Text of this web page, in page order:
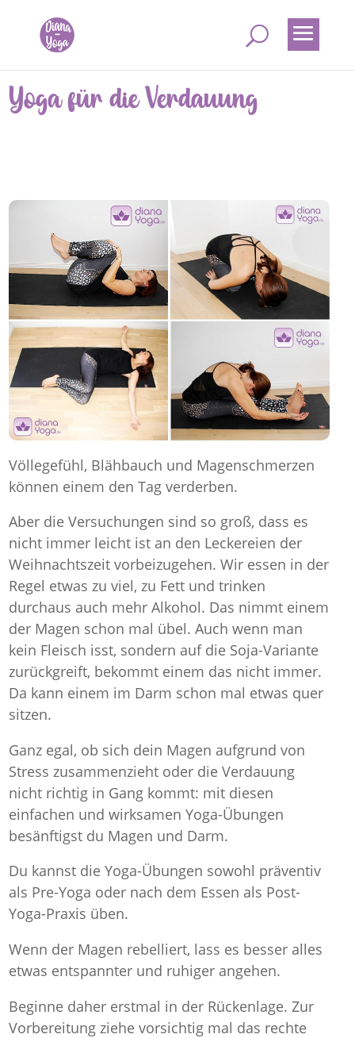
Yoga für die Verdauung
Völlegefühl, Blähbauch und Magenschmerzen
können einem den Tag verderben.
Aber die Versuchungen sind so groß, dass es
nicht immer leicht ist an den Leckereien der
Weihnachtszeit vorbeizugehen. Wir essen in der
Regel etwas zu viel, zu Fett und trinken
durchaus auch mehr Alkohol. Das nimmt einem
der Magen schon mal übel. Auch wenn man
kein Fleisch isst, sondern auf die Soja-Variante
zurückgreift, bekommt einem das nicht immer.
Da kann einem im Darm schon mal etwas quer
sitzen.
Ganz egal, ob sich dein Magen aufgrund von
Stress zusammenzieht oder die Verdauung
nicht richtig in Gang kommt: mit diesen
einfachen und wirksamen Yoga-Übungen
besänftigst du Magen und Darm.
Du kannst die Yoga-Übungen sowohl präventiv
als Pre-Yoga oder nach dem Essen als Post-
Yoga-Praxis üben.
Wenn der Magen rebelliert, lass es besser alles
etwas entspannter und ruhiger angehen.
Beginne daher erstmal in der Rückenlage. Zur
Vorbereitung ziehe vorsichtig mal das rechte